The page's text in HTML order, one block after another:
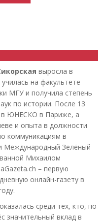
выросла в
на факультете
МГУ и получила степень
по истории. После 13
в ЮНЕСКО в Париже, а
и опыта в должности
коммуникациям в
Международный Зелёный
Михаилом
– первую
онлайн-газету в
среди тех, кто, по
значительный вклад в